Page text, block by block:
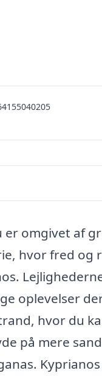
er omgivet af
hvor fred og
oplevelser
hvor du
på mere sand
Kyprianos